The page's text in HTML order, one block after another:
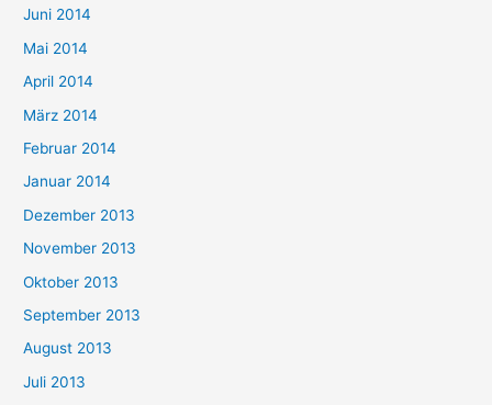
Juni 2014
Mai 2014
April 2014
März 2014
Februar 2014
Januar 2014
Dezember 2013
November 2013
Oktober 2013
September 2013
August 2013
Juli 2013